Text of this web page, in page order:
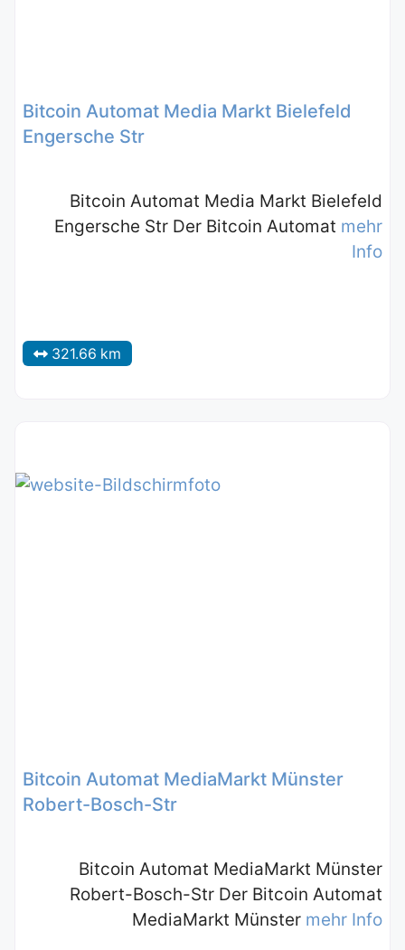
Bitcoin Automat Media Markt Bielefeld
Engersche Str
Bitcoin Automat Media Markt Bielefeld
Engersche Str Der Bitcoin Automat mehr
Info
321.66 km
Bitcoin Automat MediaMarkt Münster
Robert-Bosch-Str
Bitcoin Automat MediaMarkt Münster
Robert-Bosch-Str Der Bitcoin Automat
MediaMarkt Münster mehr Info